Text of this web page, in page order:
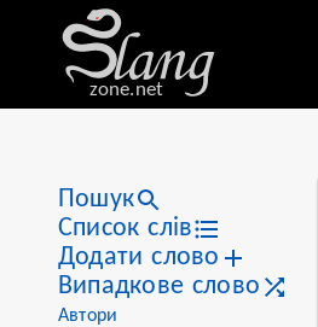
zone.net
Пошук
Список слів
Додати слово
Випадкове слово
Автори